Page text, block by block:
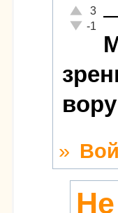
Отлично!
3
-1
»